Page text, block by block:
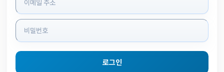
로그인